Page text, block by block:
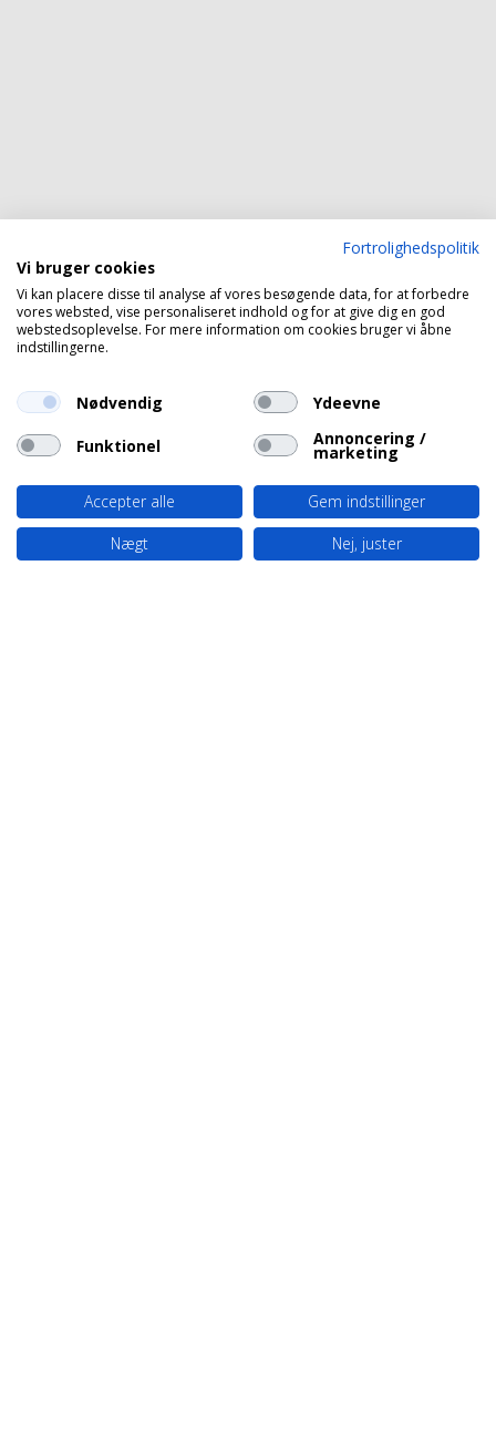
Fortrolighedspolitik
Vi bruger cookies
Vi kan placere disse til analyse af vores besøgende data, for at forbedre
vores websted, vise personaliseret indhold og for at give dig en god
webstedsoplevelse. For mere information om cookies bruger vi åbne
indstillingerne.
Nødvendig Ydeevne
Funktionel Annoncering /
marketing
Accepter alle
Gem indstillinger
Nægt
Nej, juster